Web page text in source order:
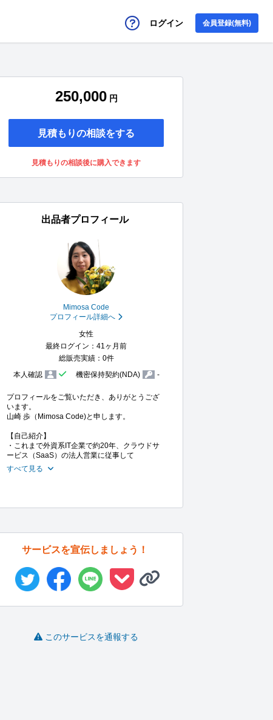
ログイン 会員登録(無料)
250,000 円
見積もりの相談をする
見積もりの相談後に購入できます
出品者プロフィール
Mimosa Code
プロフィール詳細へ
女性
最終ログイン：41ヶ月前
総販売実績：0件
本人確認
機密保持契約(NDA) -
プロフィールをご覧いただき、ありがとうござ
います。
山崎 歩（Mimosa Code)と申します。
【自己紹介】
・これまで外資系IT企業で約20年、クラウドサ
ービス（SaaS）の法人営業に従事して
すべて見る
サービスを宣伝しましょう！
このサービスを通報する